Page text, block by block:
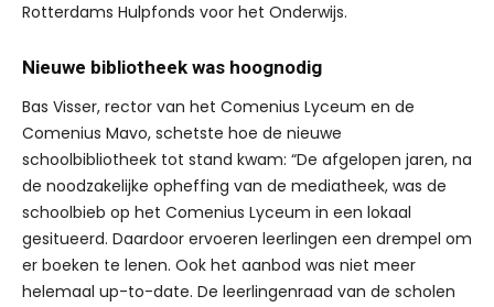
Rotterdams Hulpfonds voor het Onderwijs.
Nieuwe bibliotheek was hoognodig
Bas Visser, rector van het Comenius Lyceum en de
Comenius Mavo, schetste hoe de nieuwe
schoolbibliotheek tot stand kwam: “De afgelopen jaren, na
de noodzakelijke opheffing van de mediatheek, was de
schoolbieb op het Comenius Lyceum in een lokaal
gesitueerd. Daardoor ervoeren leerlingen een drempel om
er boeken te lenen. Ook het aanbod was niet meer
helemaal up-to-date. De leerlingenraad van de scholen